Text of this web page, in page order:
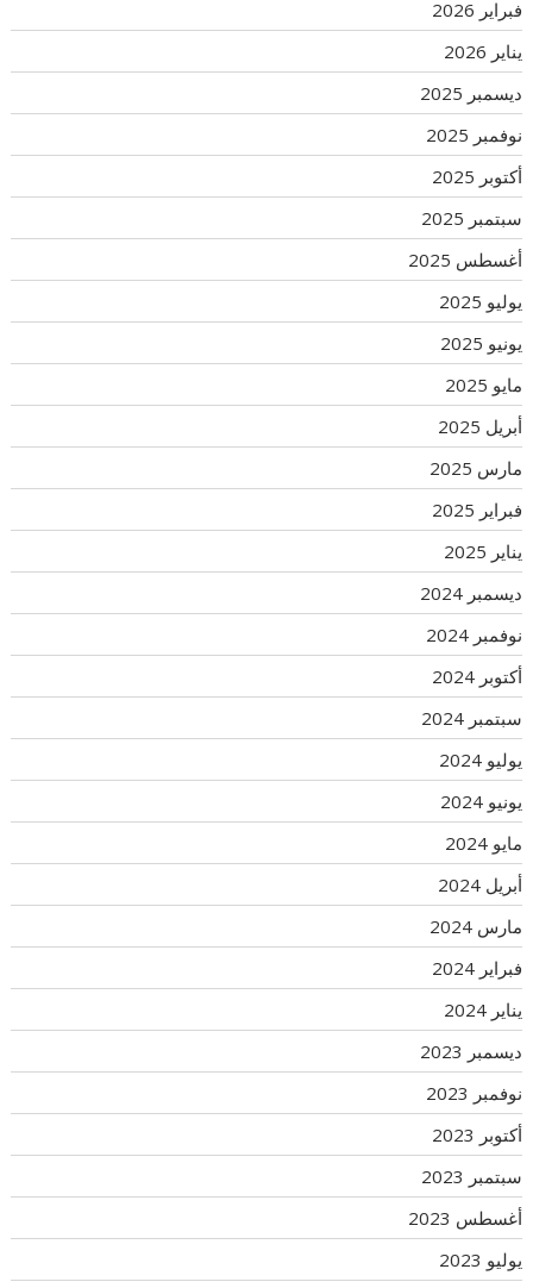
فبراير 2026
يناير 2026
ديسمبر 2025
نوفمبر 2025
أكتوبر 2025
سبتمبر 2025
أغسطس 2025
يوليو 2025
يونيو 2025
مايو 2025
أبريل 2025
مارس 2025
فبراير 2025
يناير 2025
ديسمبر 2024
نوفمبر 2024
أكتوبر 2024
سبتمبر 2024
يوليو 2024
يونيو 2024
مايو 2024
أبريل 2024
مارس 2024
فبراير 2024
يناير 2024
ديسمبر 2023
نوفمبر 2023
أكتوبر 2023
سبتمبر 2023
أغسطس 2023
يوليو 2023